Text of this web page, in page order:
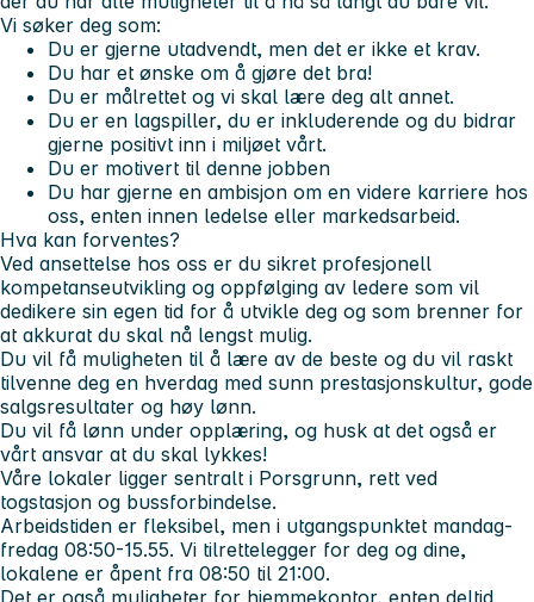
Vi søker deg som:
Du er gjerne utadvendt, men det er ikke et krav.
Du har et ønske om å gjøre det bra!
Du er målrettet og vi skal lære deg alt annet.
Du er en lagspiller, du er inkluderende og du bidrar
gjerne positivt inn i miljøet vårt.
Du er motivert til denne jobben
Du har gjerne en ambisjon om en videre karriere hos
oss, enten innen ledelse eller markedsarbeid.
Hva kan forventes?
Ved ansettelse hos oss er du sikret profesjonell
kompetanseutvikling og oppfølging av ledere som vil
dedikere sin egen tid for å utvikle deg og som brenner for
at akkurat du skal nå lengst mulig.
Du vil få muligheten til å lære av de beste og du vil raskt
tilvenne deg en hverdag med sunn prestasjonskultur, gode
salgsresultater og høy lønn.
Du vil få lønn under opplæring, og husk at det også er
vårt ansvar at du skal lykkes!
Våre lokaler ligger sentralt i Porsgrunn, rett ved
togstasjon og bussforbindelse.
Arbeidstiden er fleksibel, men i utgangspunktet mandag-
fredag 08:50-15.55. Vi tilrettelegger for deg og dine,
lokalene er åpent fra 08:50 til 21:00.